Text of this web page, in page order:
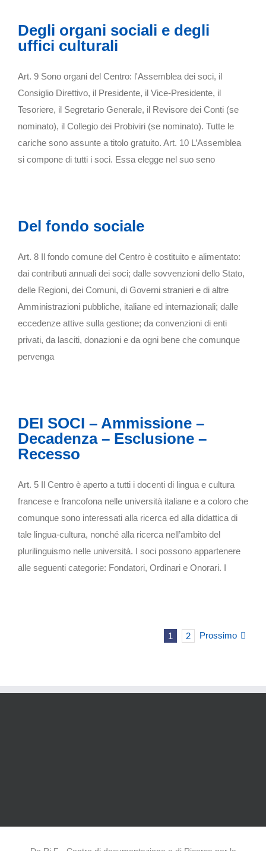
Degli organi sociali e degli
uffici culturali
Art. 9 Sono organi del Centro: l'Assemblea dei soci, il
Consiglio Direttivo, il Presidente, il Vice-Presidente, il
Tesoriere, il Segretario Generale, il Revisore dei Conti (se
nominato), il Collegio dei Probiviri (se nominato). Tutte le
cariche sono assunte a titolo gratuito. Art. 10 L’Assemblea
si compone di tutti i soci. Essa elegge nel suo seno
Del fondo sociale
Art. 8 Il fondo comune del Centro è costituito e alimentato:
dai contributi annuali dei soci; dalle sovvenzioni dello Stato,
delle Regioni, dei Comuni, di Governi stranieri e di altre
Amministrazioni pubbliche, italiane ed internazionali; dalle
eccedenze attive sulla gestione; da convenzioni di enti
privati, da lasciti, donazioni e da ogni bene che comunque
pervenga
DEI SOCI – Ammissione –
Decadenza – Esclusione –
Recesso
Art. 5 Il Centro è aperto a tutti i docenti di lingua e cultura
francese e francofona nelle università italiane e a coloro che
comunque sono interessati alla ricerca ed alla didattica di
tale lingua-cultura, nonché alla ricerca nell’ambito del
plurilinguismo nelle università. I soci possono appartenere
alle seguenti categorie: Fondatori, Ordinari e Onorari. I
1 2 Prossimo